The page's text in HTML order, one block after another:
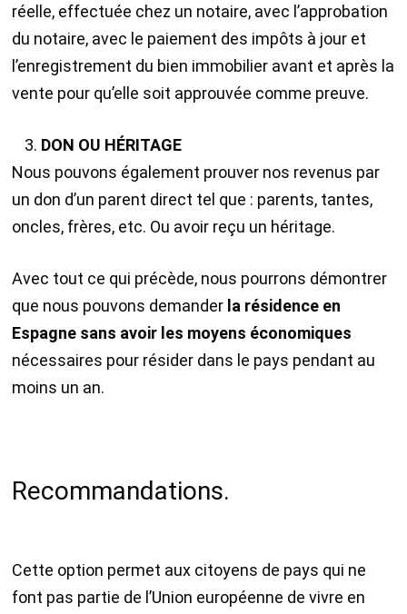
réelle, effectuée chez un notaire, avec l’approbation
du notaire, avec le paiement des impôts à jour et
l’enregistrement du bien immobilier avant et après la
vente pour qu’elle soit approuvée comme preuve.
DON OU HÉRITAGE
Nous pouvons également prouver nos revenus par
un don d’un parent direct tel que : parents, tantes,
oncles, frères, etc. Ou avoir reçu un héritage.
Avec tout ce qui précède, nous pourrons démontrer
que nous pouvons demander la résidence en
Espagne sans avoir les moyens économiques
nécessaires pour résider dans le pays pendant au
moins un an.
Recommandations.
Cette option permet aux citoyens de pays qui ne
font pas partie de l’Union européenne de vivre en